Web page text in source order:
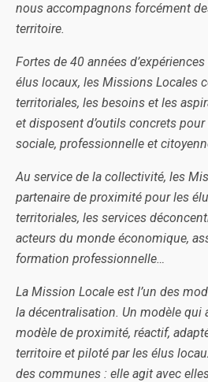
nous accompagnons forcément
territoire.
Fortes de 40 années
élus locaux, les Missions Locales
territoriales, les besoins et les
et disposent d’outils concrets
sociale, professionnelle et
Au service de la collectivité, les
partenaire de proximité pour les
territoriales, les services
acteurs du monde économique,
formation professionnelle…
La Mission Locale est l’un des
la décentralisation. Un modèle qui
modèle de proximité, réactif,
territoire et piloté par les élus
des communes : elle agit avec